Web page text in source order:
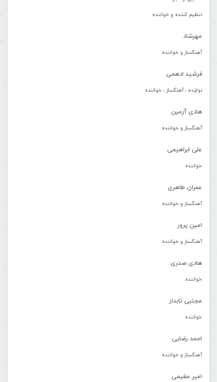
تنظیم کننده و خواننده
مهرشاد
آهنگساز و خواننده
فرشید ادهمی
نوازنده ، آهنگساز ، خواننده
هادی آرمین
آهنگساز و خواننده
علی ابراهیمی
خواننده
عمران طاهری
آهنگساز و خواننده
امین پرور
آهنگساز و خواننده
هادی صدری
خواننده
مجتبی تابدار
خواننده
احمد رضایی
آهنگساز و خواننده
امیر مقیمی